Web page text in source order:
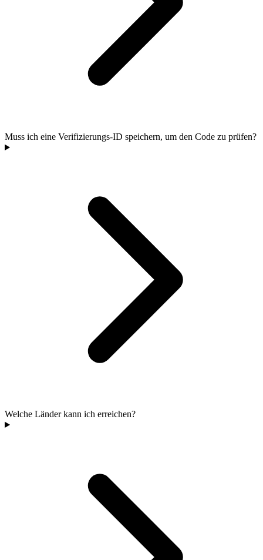
Muss ich eine Verifizierungs-ID speichern, um den Code zu prüfen?
Welche Länder kann ich erreichen?